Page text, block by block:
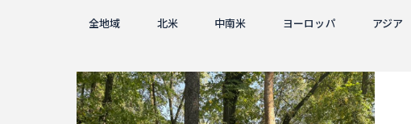
全地域 北米 中南米 ヨーロッパ アジア